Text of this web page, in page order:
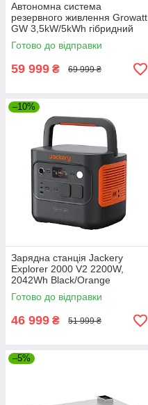
Автономна система
резервного живлення Growatt
GW 3,5kW/5kWh гібридний
інвертор + батарея +
комплект кабелів (GW-
3,5kW/5kWh)
Готово до відправки
59 999 ₴ 69 999 ₴
–10%
Зарядна станція Jackery
Explorer 2000 V2 2200W,
2042Wh Black/Orange
Готово до відправки
46 999 ₴ 51 999 ₴
–5%